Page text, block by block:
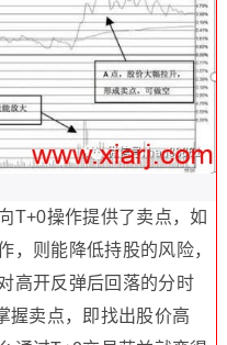
T+0操作提供了卖点，如
，则能降低持股的风险，
高开反弹后回落的分时
握卖点，即找出股价高